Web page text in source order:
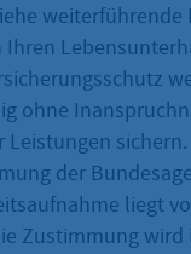
Ihren
ohne
Leistungen sichern.
der
liegt
Zustimmung wird